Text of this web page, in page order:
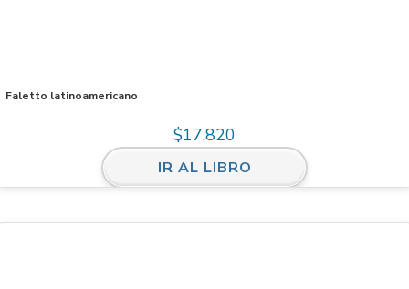
Faletto latinoamericano
$17,820
IR AL LIBRO